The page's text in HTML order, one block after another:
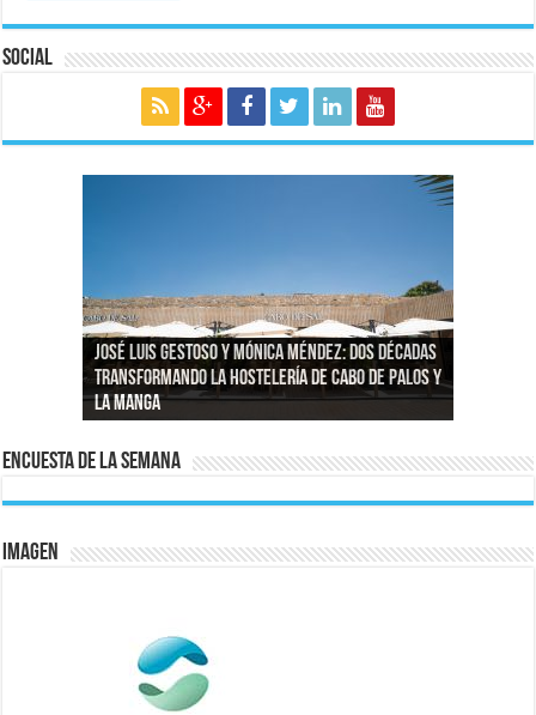
Social
José Luis Gestoso y Mónica Méndez: dos décadas
transformando la hostelería de Cabo de Palos y
La Manga
Reportajes fotográficos en Murcia: capturando
momentos reales en La Manga del Mar Menor
La exposición MAR Y PLAYA en Agua Salá
El agua de la zona de La Manga – San Javier
vuelve a ser 100 % potable
Las nuevas analíticas mantienen restricciones
al consumo de agua en La Manga–San Javier
Encuesta de la semana
IMAGEN